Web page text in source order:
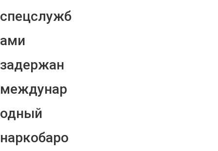
спецслужб
ами
задержан
междунар
одный
наркобаро